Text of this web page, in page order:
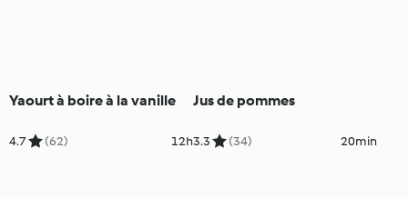
Yaourt à boire à la vanille
4.7 (62) 12h
Jus de pommes
3.3 (34) 20min